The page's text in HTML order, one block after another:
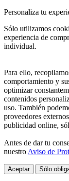
Personaliza tu
Sólo utilizamos
experiencia de
individual.
Para ello,
comportamiento y
optimizar
contenidos
uso. También
proveedores
publicidad online,
Antes de dar tu
nuestro Aviso de
Aceptar Sólo